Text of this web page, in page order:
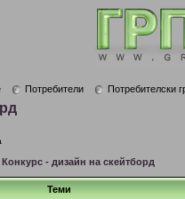
Потребители Потребителски
Конкурс - дизайн на скейтборд
Теми